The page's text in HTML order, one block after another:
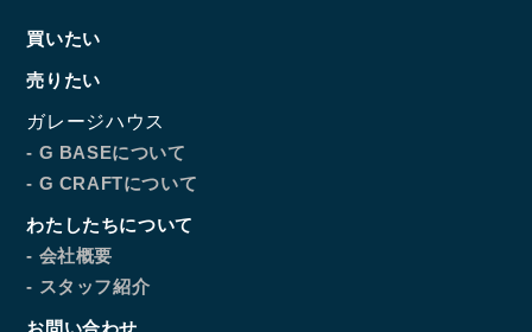
買いたい
売りたい
ガレージハウス
- G BASEについて
- G CRAFTについて
わたしたちについて
- 会社概要
- スタッフ紹介